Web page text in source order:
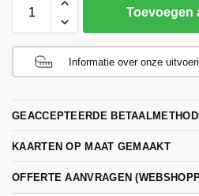
Toevoegen
Informatie over onze
GEACCEPTEERDE
KAARTEN OP MAAT GEMAAKT
OFFERTE AANVRAGEN